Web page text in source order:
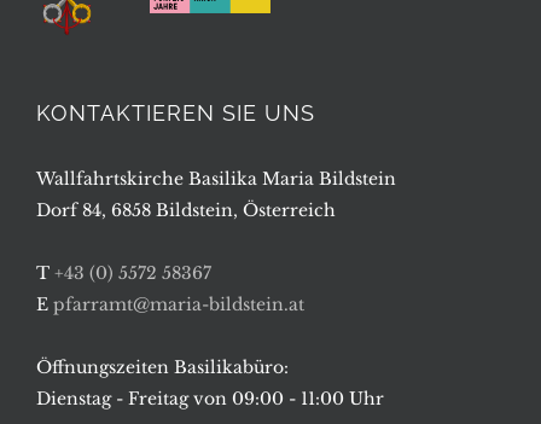
KONTAKTIEREN SIE UNS
Wallfahrtskirche Basilika Maria Bildstein
Dorf 84, 6858 Bildstein, Österreich
T +43 (0) 5572 58367
E pfarramt@maria-bildstein.at
Öffnungszeiten Basilikabüro:
Dienstag - Freitag von 09:00 - 11:00 Uhr